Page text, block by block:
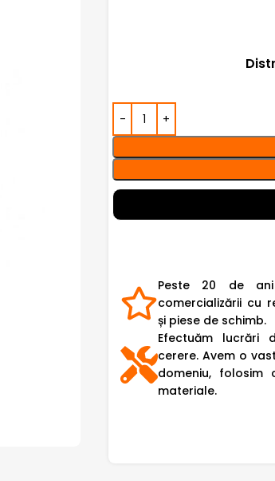
Peste 20 de
comercializării cu
și piese de schimb.
Efectuăm lucrări
cerere. Avem o
domeniu, folosim
materiale.